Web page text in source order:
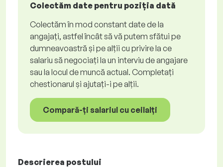
Colectăm date pentru poziția dată
Colectăm în mod constant date de la
angajați, astfel încât să vă putem sfătui pe
dumneavoastră și pe alții cu privire la ce
salariu să negociați la un interviu de angajare
sau la locul de muncă actual. Completați
chestionarul și ajutați-i pe alții.
Compară-ți salariul cu ceilalți
Descrierea postului